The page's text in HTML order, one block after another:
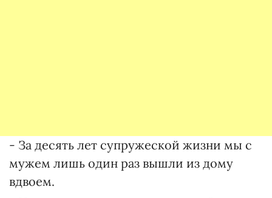
- За десять лет супружеской жизни мы с
мужем лишь один раз вышли из дому
вдвоем.